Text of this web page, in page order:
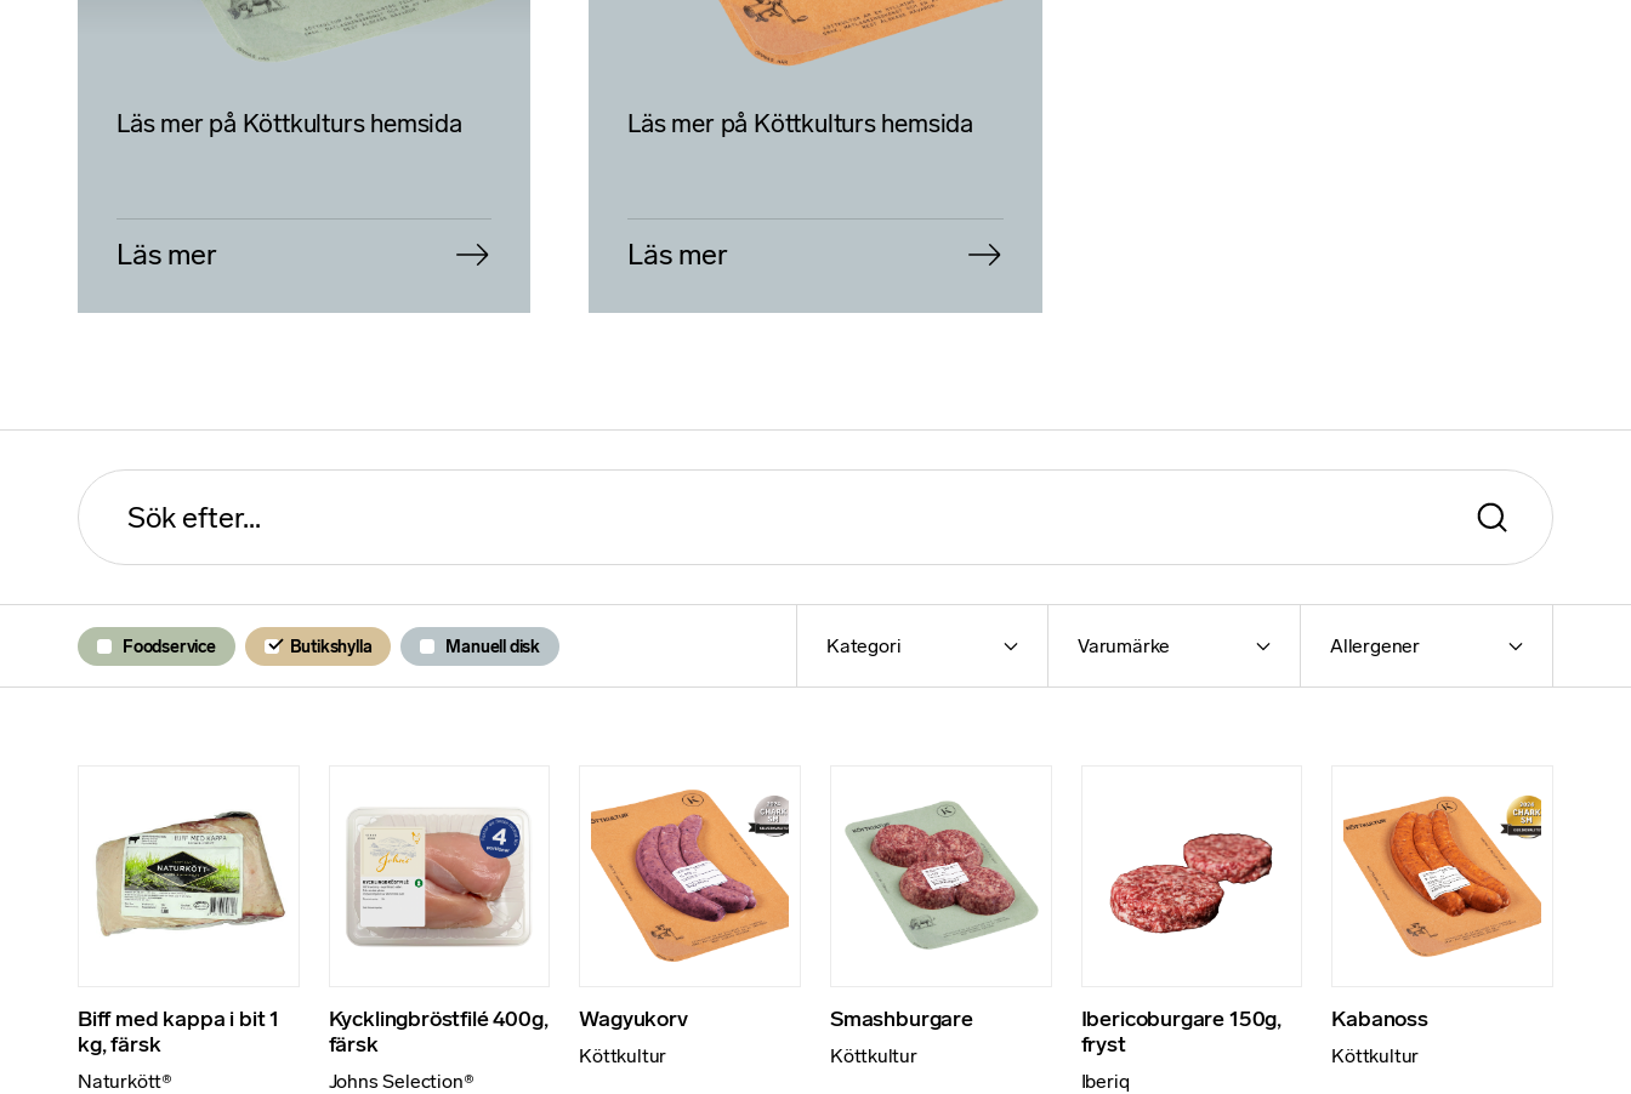
Läs mer på Köttkulturs hemsida
Läs mer
Läs mer på Köttkulturs hemsida
Läs mer
Foodservice Butikshylla Manuell disk Kategori Varumärke Allergener
Biff med kappa i bit 1
kg, färsk
Naturkött®
Kycklingbröstfilé 400g,
färsk
Johns Selection®
Wagyukorv
Köttkultur
Smashburgare
Köttkultur
Ibericoburgare 150g,
fryst
Iberiq
Kabanoss
Köttkultur